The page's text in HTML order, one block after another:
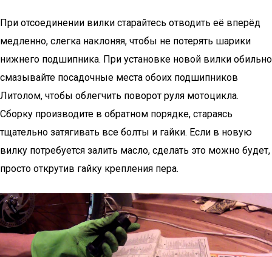
При отсоединении вилки старайтесь отводить её вперёд
медленно, слегка наклоняя, чтобы не потерять шарики
нижнего подшипника. При установке новой вилки обильно
смазывайте посадочные места обоих подшипников
Литолом, чтобы облегчить поворот руля мотоцикла.
Сборку производите в обратном порядке, стараясь
тщательно затягивать все болты и гайки. Если в новую
вилку потребуется залить масло, сделать это можно будет,
просто открутив гайку крепления пера.